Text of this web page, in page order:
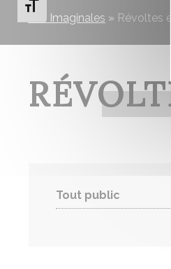
Changer la taille de la police
Les Imaginales » Révoltes
Tout public